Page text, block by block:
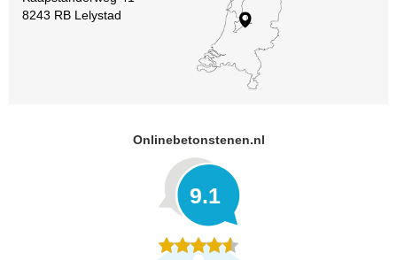
8243 RB Lelystad
Onlinebetonstenen.nl
9.1